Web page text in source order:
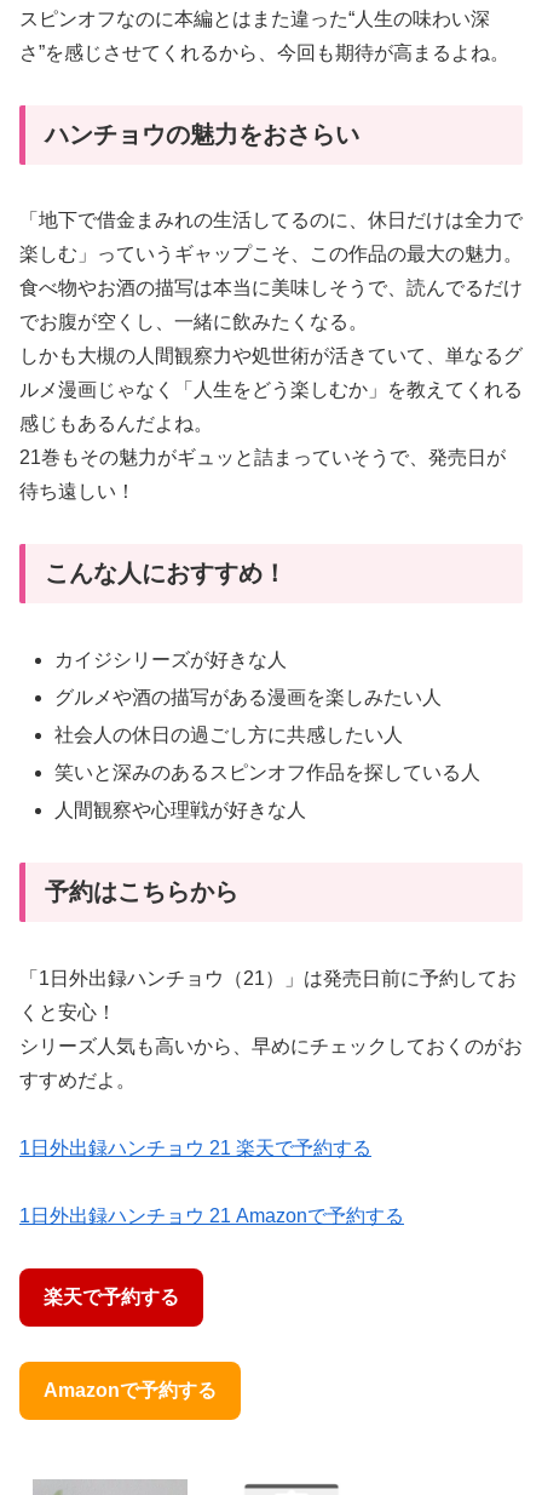
スピンオフなのに本編とはまた違った“人生の味わい深
さ”を感じさせてくれるから、今回も期待が高まるよね。
ハンチョウの魅力をおさらい
「地下で借金まみれの生活してるのに、休日だけは全力で
楽しむ」っていうギャップこそ、この作品の最大の魅力。
食べ物やお酒の描写は本当に美味しそうで、読んでるだけ
でお腹が空くし、一緒に飲みたくなる。
しかも大槻の人間観察力や処世術が活きていて、単なるグ
ルメ漫画じゃなく「人生をどう楽しむか」を教えてくれる
感じもあるんだよね。
21巻もその魅力がギュッと詰まっていそうで、発売日が
待ち遠しい！
こんな人におすすめ！
カイジシリーズが好きな人
グルメや酒の描写がある漫画を楽しみたい人
社会人の休日の過ごし方に共感したい人
笑いと深みのあるスピンオフ作品を探している人
人間観察や心理戦が好きな人
予約はこちらから
「1日外出録ハンチョウ（21）」は発売日前に予約してお
くと安心！
シリーズ人気も高いから、早めにチェックしておくのがお
すすめだよ。
1日外出録ハンチョウ 21 楽天で予約する
1日外出録ハンチョウ 21 Amazonで予約する
楽天で予約する
Amazonで予約する